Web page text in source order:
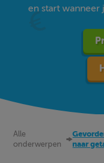
en start wanneer
Alle
onderwerpen
naar